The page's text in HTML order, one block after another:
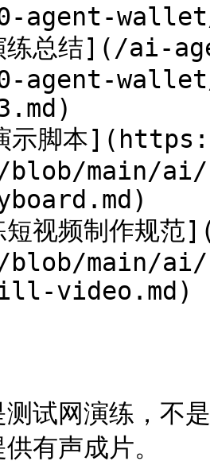
agent-
练总结](/ai-
agent-
示脚本
blob/main/
短视频制作
blob/main/
video.md)
试网演练，不
有声成片。